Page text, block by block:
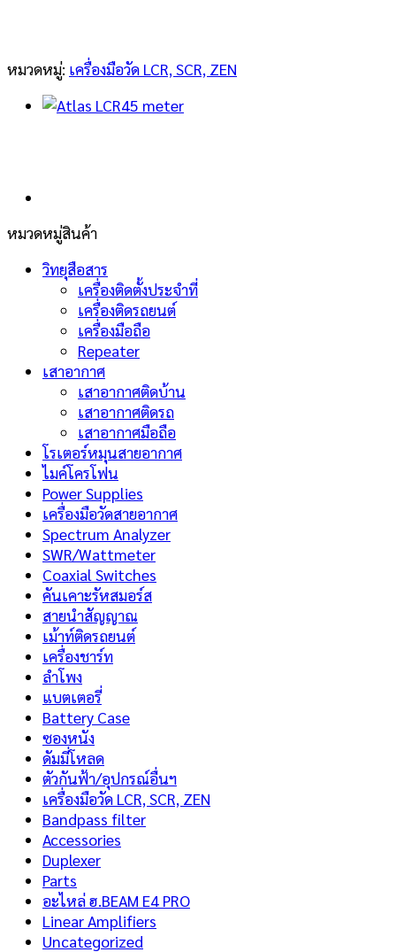
หมวดหมู่: เครื่องมือวัด LCR, SCR, ZEN
หมวดหมู่สินค้า
วิทยุสือสาร
เครื่องติดตั้งประจำที่
เครื่องติดรถยนต์
เครื่องมือถือ
Repeater
เสาอากาศ
เสาอากาศติดบ้าน
เสาอากาศติดรถ
เสาอากาศมือถือ
โรเตอร์หมุนสายอากาศ
ไมค์โครโฟน
Power Supplies
เครื่องมือวัดสายอากาศ
Spectrum Analyzer
SWR/Wattmeter
Coaxial Switches
คันเคาะรัหสมอร์ส
สายนำสัญญาณ
เม้าท์ติดรถยนต์
เครื่องชาร์ท
ลำโพง
แบตเตอรี่
Battery Case
ซองหนัง
ดัมมี่โหลด
ตัวกันฟ้า/อุปกรณ์อื่นฯ
เครื่องมือวัด LCR, SCR, ZEN
Bandpass filter
Accessories
Duplexer
Parts
อะไหล่ ฮ.BEAM E4 PRO
Linear Amplifiers
Uncategorized